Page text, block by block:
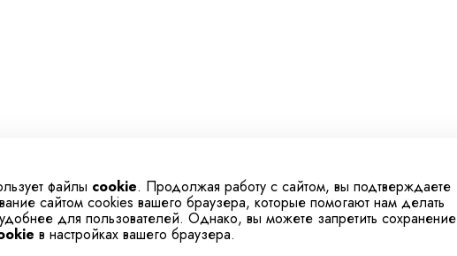
файлы cookie. Продолжая работу с сайтом, вы подтверждаете
сайтом cookies вашего браузера, которые помогают нам делать
удобнее для пользователей. Однако, вы можете запретить сохранение
в настройках вашего браузера.